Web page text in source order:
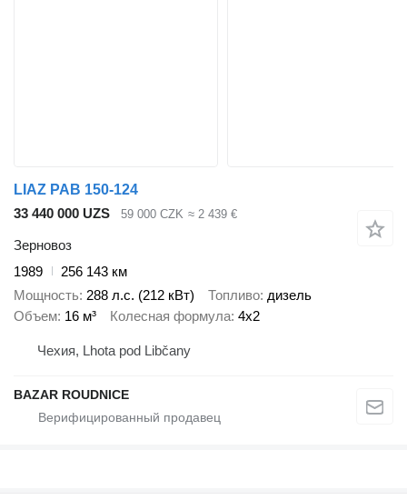
LIAZ PAB 150-124
33 440 000 UZS
59 000 CZK ≈ 2 439 €
Зерновоз
1989
256 143 км
Мощность 288 л.с. (212 кВт) Топливо дизель
Объем 16 м³ Колесная формула 4x2
Чехия, Lhota pod Libčany
BAZAR ROUDNICE